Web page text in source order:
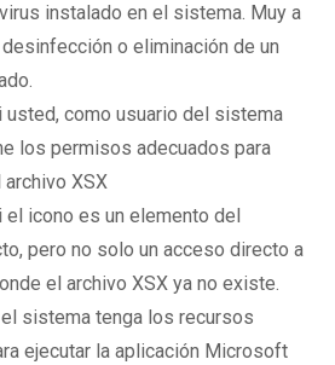
instalado en el sistema. Muy a
o eliminación de un
usted, como usuario del sistema
los permisos adecuados para
archivo XSX
el icono es un elemento del
pero no solo un acceso directo a
el archivo XSX ya no existe.
sistema tenga los recursos
ejecutar la aplicación Microsoft